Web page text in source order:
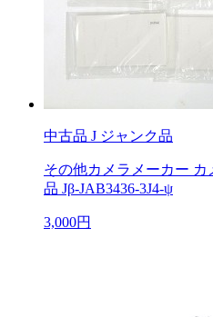
中古品 J ジャンク品
その他カメラメーカー
品 Jβ-JAB3436-3J4-ψ
3,000円